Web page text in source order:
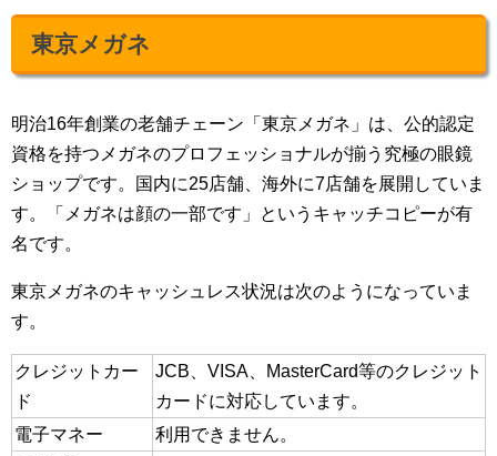
東京メガネ
明治16年創業の老舗チェーン「東京メガネ」は、公的認定
資格を持つメガネのプロフェッショナルが揃う究極の眼鏡
ショップです。国内に25店舗、海外に7店舗を展開していま
す。「メガネは顔の一部です」というキャッチコピーが有
名です。
東京メガネのキャッシュレス状況は次のようになっていま
す。
クレジットカー
ド
JCB、VISA、MasterCard等のクレジット
カードに対応しています。
電子マネー
利用できません。